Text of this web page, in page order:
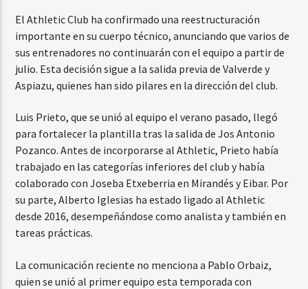
El Athletic Club ha confirmado una reestructuración
importante en su cuerpo técnico, anunciando que varios de
sus entrenadores no continuarán con el equipo a partir de
julio. Esta decisión sigue a la salida previa de Valverde y
Aspiazu, quienes han sido pilares en la dirección del club.
Luis Prieto, que se unió al equipo el verano pasado, llegó
para fortalecer la plantilla tras la salida de Jos Antonio
Pozanco. Antes de incorporarse al Athletic, Prieto había
trabajado en las categorías inferiores del club y había
colaborado con Joseba Etxeberria en Mirandés y Eibar. Por
su parte, Alberto Iglesias ha estado ligado al Athletic
desde 2016, desempeñándose como analista y también en
tareas prácticas.
La comunicación reciente no menciona a Pablo Orbaiz,
quien se unió al primer equipo esta temporada con